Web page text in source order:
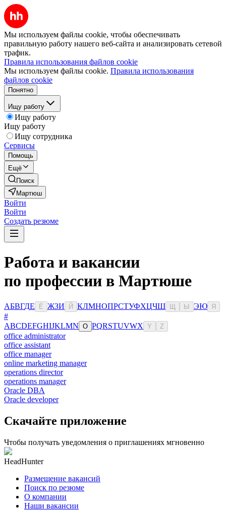
Мы используем файлы cookie, чтобы обеспечивать
правильную работу нашего веб-сайта и анализировать сетевой
трафик.
Правила использования файлов cookie
Мы используем файлы cookie. Правила использования
файлов cookie
Понятно
Ищу работу
Ищу работу
Ищу работу
Ищу сотрудника
Сервисы
Помощь
Ещё
Поиск
Мартюш
Войти
Войти
Создать резюме
Работа и вакансии
по профессии в Мартюше
АБВГДЕ Ё ЖЗИ Й КЛМНОПРСТУФХЦЧШ Ы ЭЮ Я
#
ABCDEFGHIJKLMN O PQRSTUVWX Y Z
office administrator
office assistant
office manager
online marketing manager
operations director
operations manager
Oracle DBA
Oracle developer
Скачайте приложение
Чтобы получать уведомления о приглашениях мгновенно
HeadHunter
Размещение вакансий
Поиск по резюме
О компании
Наши вакансии